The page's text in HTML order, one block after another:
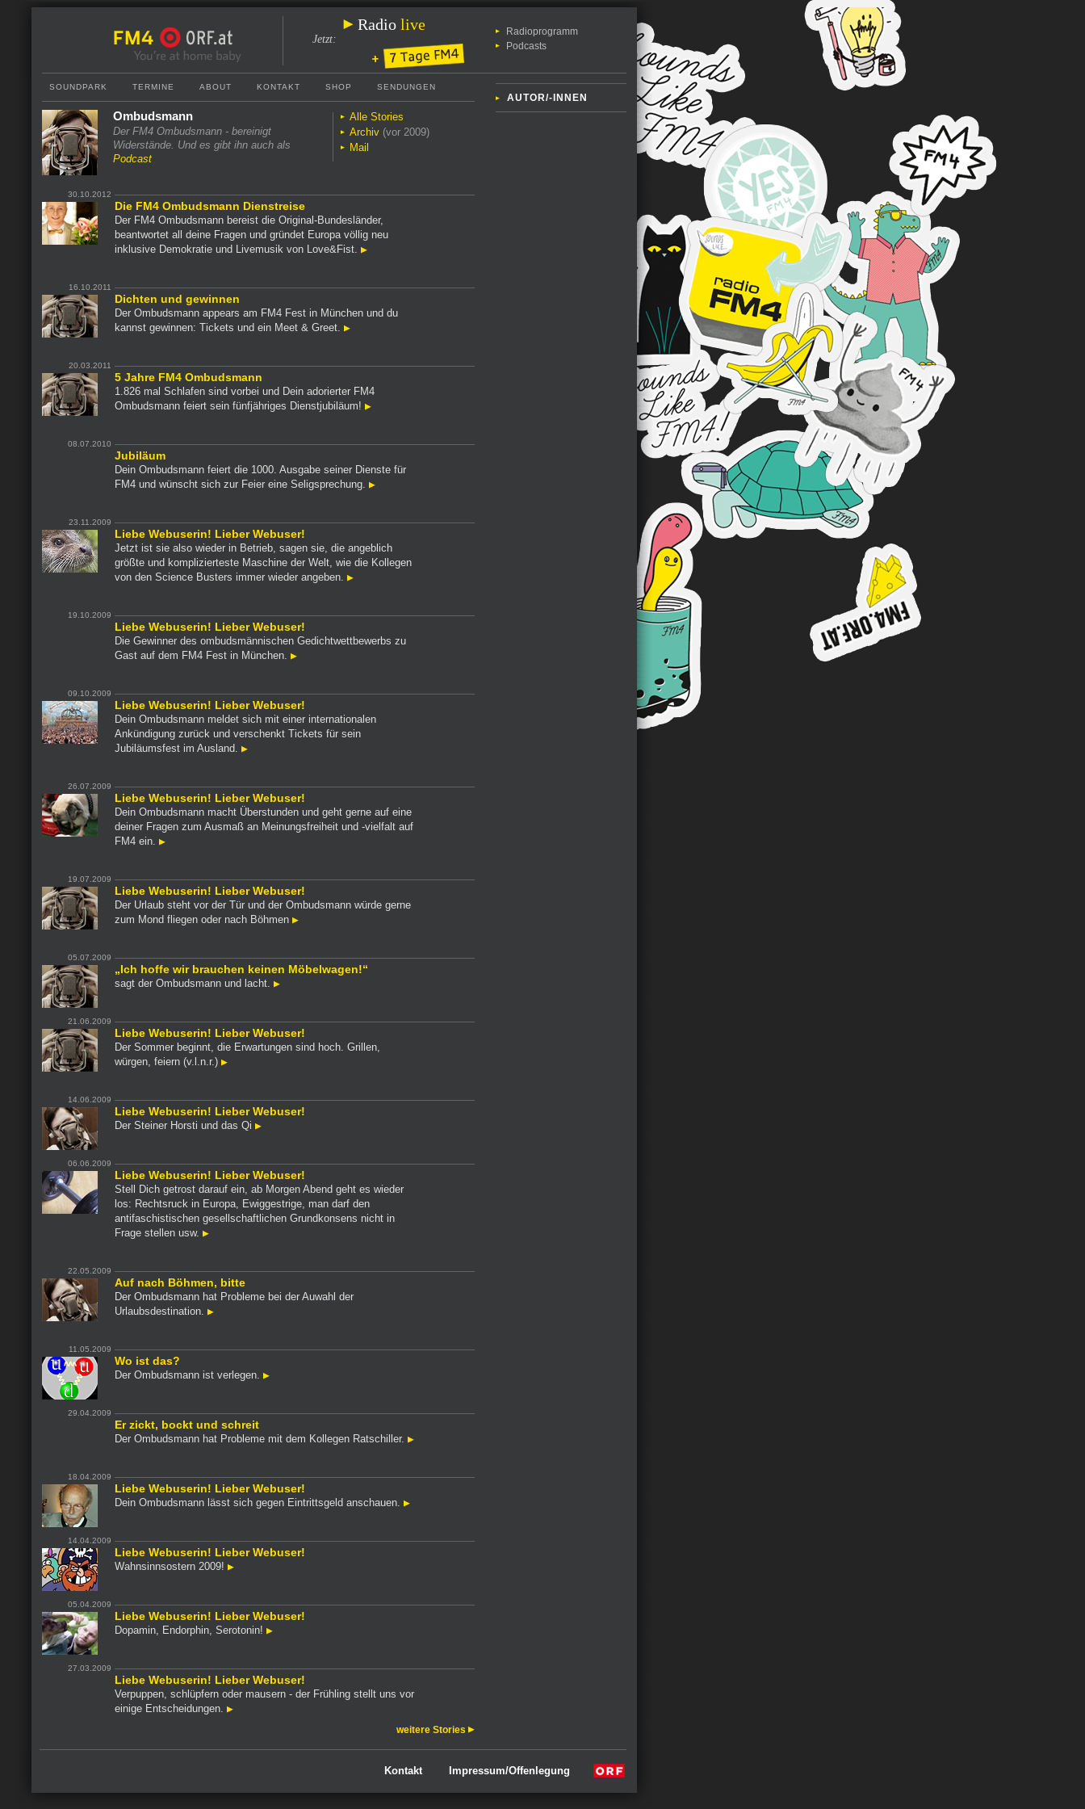
Radio live
Jetzt:
Radioprogramm
Podcasts
AUTOR/-INNEN
SOUNDPARK TERMINE ABOUT KONTAKT SHOP SENDUNGEN
Ombudsmann
Der FM4 Ombudsmann - bereinigt
Widerstände. Und es gibt ihn auch als
Podcast
Alle Stories
Archiv (vor 2009)
Mail
30.10.2012
Die FM4 Ombudsmann Dienstreise
Der FM4 Ombudsmann bereist die Original-Bundesländer,
beantwortet all deine Fragen und gründet Europa völlig neu
inklusive Demokratie und Livemusik von Love&Fist.
16.10.2011
Dichten und gewinnen
Der Ombudsmann appears am FM4 Fest in München und du
kannst gewinnen: Tickets und ein Meet & Greet.
20.03.2011
5 Jahre FM4 Ombudsmann
1.826 mal Schlafen sind vorbei und Dein adorierter FM4
Ombudsmann feiert sein fünfjähriges Dienstjubiläum!
08.07.2010
Jubiläum
Dein Ombudsmann feiert die 1000. Ausgabe seiner Dienste für
FM4 und wünscht sich zur Feier eine Seligsprechung.
23.11.2009
Liebe Webuserin! Lieber Webuser!
Jetzt ist sie also wieder in Betrieb, sagen sie, die angeblich
größte und komplizierteste Maschine der Welt, wie die Kollegen
von den Science Busters immer wieder angeben.
19.10.2009
Liebe Webuserin! Lieber Webuser!
Die Gewinner des ombudsmännischen Gedichtwettbewerbs zu
Gast auf dem FM4 Fest in München.
09.10.2009
Liebe Webuserin! Lieber Webuser!
Dein Ombudsmann meldet sich mit einer internationalen
Ankündigung zurück und verschenkt Tickets für sein
Jubiläumsfest im Ausland.
26.07.2009
Liebe Webuserin! Lieber Webuser!
Dein Ombudsmann macht Überstunden und geht gerne auf eine
deiner Fragen zum Ausmaß an Meinungsfreiheit und -vielfalt auf
FM4 ein.
19.07.2009
Liebe Webuserin! Lieber Webuser!
Der Urlaub steht vor der Tür und der Ombudsmann würde gerne
zum Mond fliegen oder nach Böhmen
05.07.2009
„Ich hoffe wir brauchen keinen Möbelwagen!“
sagt der Ombudsmann und lacht.
21.06.2009
Liebe Webuserin! Lieber Webuser!
Der Sommer beginnt, die Erwartungen sind hoch. Grillen,
würgen, feiern (v.l.n.r.)
14.06.2009
Liebe Webuserin! Lieber Webuser!
Der Steiner Horsti und das Qi
06.06.2009
Liebe Webuserin! Lieber Webuser!
Stell Dich getrost darauf ein, ab Morgen Abend geht es wieder
los: Rechtsruck in Europa, Ewiggestrige, man darf den
antifaschistischen gesellschaftlichen Grundkonsens nicht in
Frage stellen usw.
22.05.2009
Auf nach Böhmen, bitte
Der Ombudsmann hat Probleme bei der Auwahl der
Urlaubsdestination.
11.05.2009
Wo ist das?
Der Ombudsmann ist verlegen.
29.04.2009
Er zickt, bockt und schreit
Der Ombudsmann hat Probleme mit dem Kollegen Ratschiller.
18.04.2009
Liebe Webuserin! Lieber Webuser!
Dein Ombudsmann lässt sich gegen Eintrittsgeld anschauen.
14.04.2009
Liebe Webuserin! Lieber Webuser!
Wahnsinnsostern 2009!
05.04.2009
Liebe Webuserin! Lieber Webuser!
Dopamin, Endorphin, Serotonin!
27.03.2009
Liebe Webuserin! Lieber Webuser!
Verpuppen, schlüpfern oder mausern - der Frühling stellt uns vor
einige Entscheidungen.
weitere Stories
Kontakt Impressum/Offenlegung